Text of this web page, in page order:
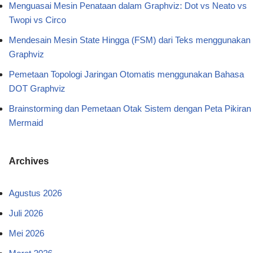
Menguasai Mesin Penataan dalam Graphviz: Dot vs Neato vs
Twopi vs Circo
Mendesain Mesin State Hingga (FSM) dari Teks menggunakan
Graphviz
Pemetaan Topologi Jaringan Otomatis menggunakan Bahasa
DOT Graphviz
Brainstorming dan Pemetaan Otak Sistem dengan Peta Pikiran
Mermaid
Archives
Agustus 2026
Juli 2026
Mei 2026